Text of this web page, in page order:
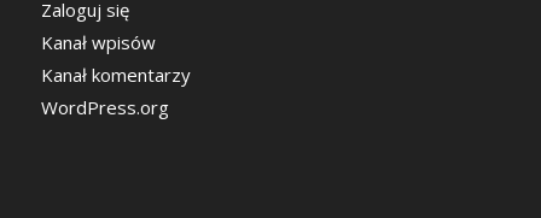
Zaloguj się
Kanał wpisów
Kanał komentarzy
WordPress.org